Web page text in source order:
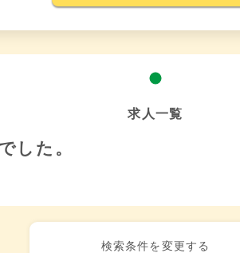
求人一覧
した。
検索条件を変更する